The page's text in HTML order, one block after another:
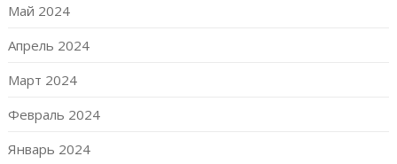
Май 2024
Апрель 2024
Март 2024
Февраль 2024
Январь 2024